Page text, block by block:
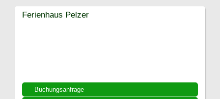
Buchungsanfrage
Ferienhaus Pelzer